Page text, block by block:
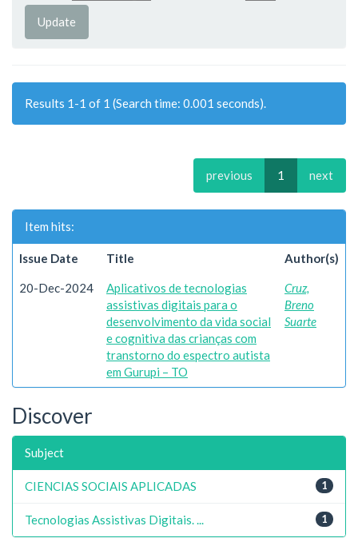
Results 1-1 of 1 (Search time: 0.001 seconds).
previous 1 next
Item hits:
Issue Date Title Author(s)
20-Dec-2024
Aplicativos de tecnologias
assistivas digitais para o
desenvolvimento da vida social
e cognitiva das crianças com
transtorno do espectro autista
em Gurupi – TO
Cruz,
Breno
Suarte
Discover
Subject
1
CIENCIAS SOCIAIS APLICADAS
1
Tecnologias Assistivas Digitais. ...